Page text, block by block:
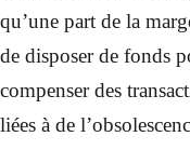
qu’une part de la
de disposer de fonds
compenser des
liées à de